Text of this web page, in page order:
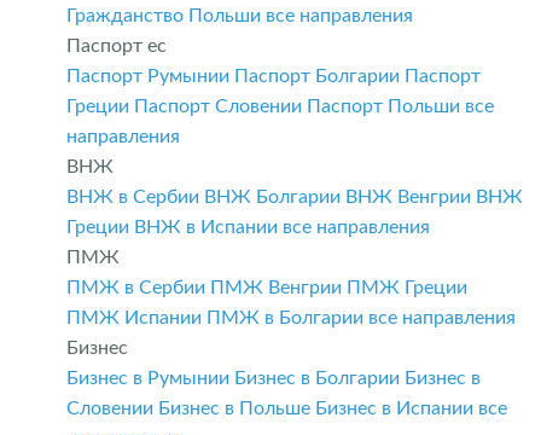
Гражданство Польши все направления
Паспорт ес
Паспорт Румынии Паспорт Болгарии Паспорт
Греции Паспорт Словении Паспорт Польши все
направления
ВНЖ
ВНЖ в Сербии ВНЖ Болгарии ВНЖ Венгрии ВНЖ
Греции ВНЖ в Испании все направления
ПМЖ
ПМЖ в Сербии ПМЖ Венгрии ПМЖ Греции
ПМЖ Испании ПМЖ в Болгарии все направления
Бизнес
Бизнес в Румынии Бизнес в Болгарии Бизнес в
Словении Бизнес в Польше Бизнес в Испании все